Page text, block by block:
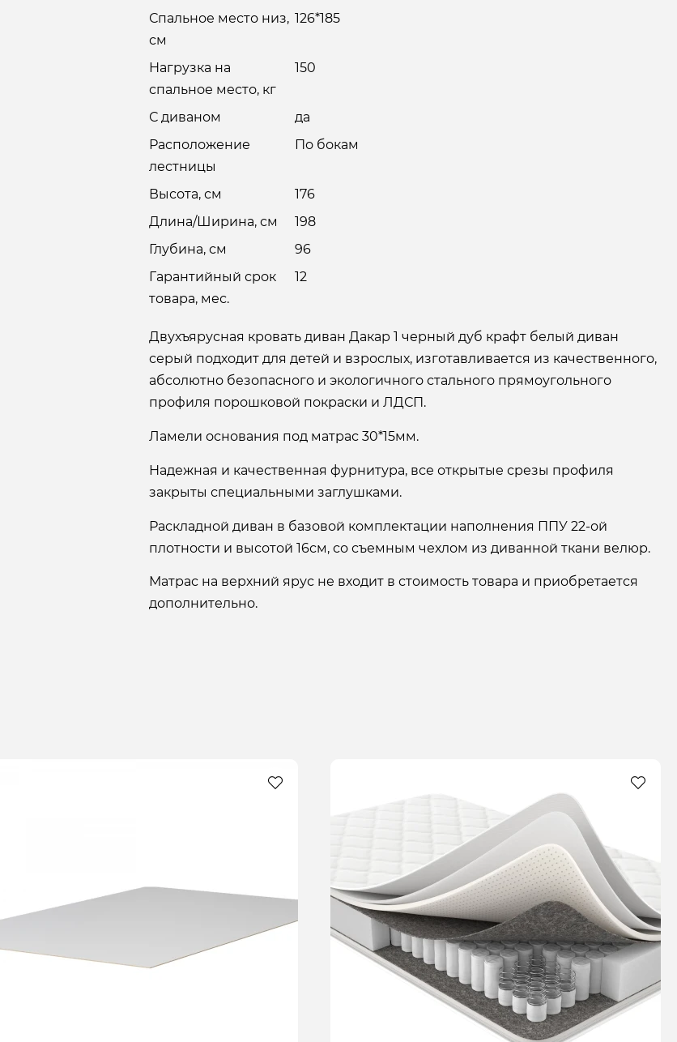
Спальное место низ,
см
126*185
Нагрузка на
спальное место, кг
150
С диваном
да
Расположение
лестницы
По бокам
Высота, см
176
Длина/Ширина, см
198
Глубина, см
96
Гарантийный срок
товара, мес.
12
Двухъярусная кровать диван Дакар 1 черный дуб крафт белый диван
серый подходит для детей и взрослых, изготавливается из качественного,
абсолютно безопасного и экологичного стального прямоугольного
профиля порошковой покраски и ЛДСП.
Ламели основания под матрас 30*15мм.
Надежная и качественная фурнитура, все открытые срезы профиля
закрыты специальными заглушками.
Раскладной диван в базовой комплектации наполнения ППУ 22-ой
плотности и высотой 16см, со съемным чехлом из диванной ткани велюр.
Матрас на верхний ярус не входит в стоимость товара и приобретается
дополнительно.